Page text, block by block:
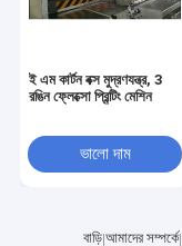
ই এম কার্টন বক্স মুদ্রণযন্ত্র, 3
রঙিন ফ্লেক্সো প্রিন্টিং মেশিন
ভালো দাম
বাড়ি আমাদের সম্পর্কে